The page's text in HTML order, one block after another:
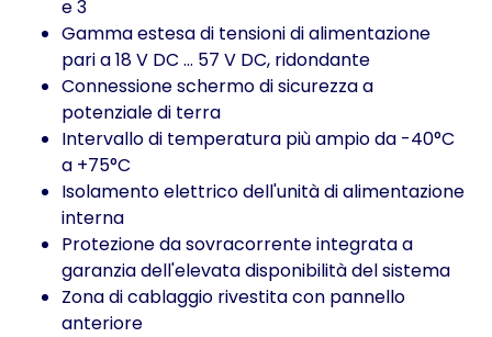
e 3
Gamma estesa di tensioni di alimentazione
pari a 18 V DC … 57 V DC, ridondante
Connessione schermo di sicurezza a
potenziale di terra
Intervallo di temperatura più ampio da -40°C
a +75°C
Isolamento elettrico dell'unità di alimentazione
interna
Protezione da sovracorrente integrata a
garanzia dell'elevata disponibilità del sistema
Zona di cablaggio rivestita con pannello
anteriore